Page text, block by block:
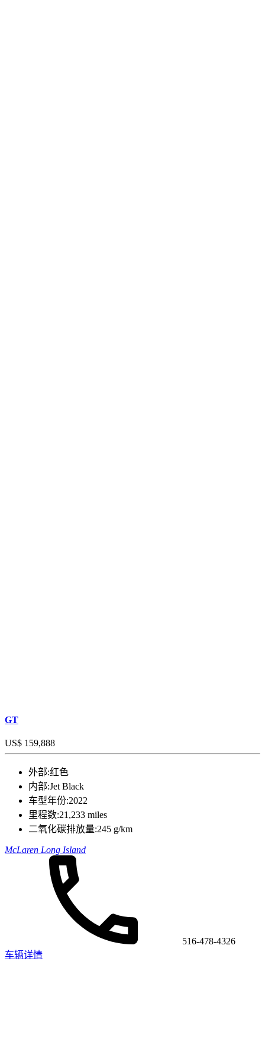
GT
US$ 159,888
外部:红色
内部:Jet Black
车型年份:2022
里程数:21,233 miles
二氧化碳排放量:245 g/km
McLaren Long Island
516-478-4326
车辆详情